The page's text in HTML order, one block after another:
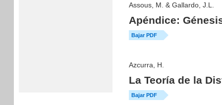
Assous, M. & Gallardo, J.L.
Apéndice:
Bajar PDF
Azcurra, H.
La Teoría de la
Bajar PDF